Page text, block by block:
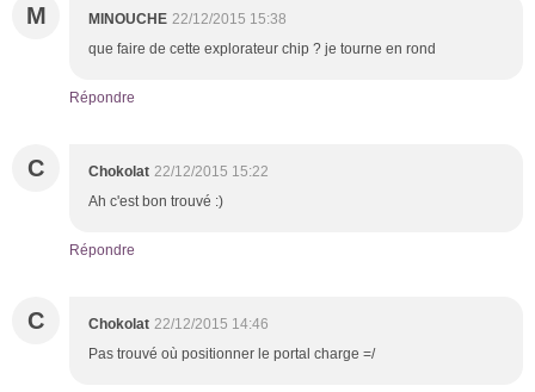
M MINOUCHE 22/12/2015 15:38
que faire de cette explorateur chip ? je tourne en rond
Répondre
C Chokolat 22/12/2015 15:22
Ah c'est bon trouvé :)
Répondre
C Chokolat 22/12/2015 14:46
Pas trouvé où positionner le portal charge =/